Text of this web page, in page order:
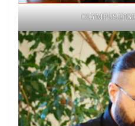
OLYMPUS